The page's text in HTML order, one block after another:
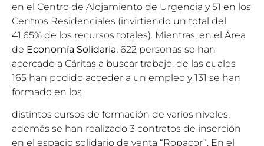
en el Centro de Alojamiento de Urgencia y 51 en los
Centros Residenciales (invirtiendo un total del
41,65% de los recursos totales). Mientras, en el Área
de Economía Solidaria, 622 personas se han
acercado a Cáritas a buscar trabajo, de las cuales
165 han podido acceder a un empleo y 131 se han
formado en los
distintos cursos de formación de varios niveles,
además se han realizado 3 contratos de inserción
en el espacio solidario de venta “Ropacor”. En el